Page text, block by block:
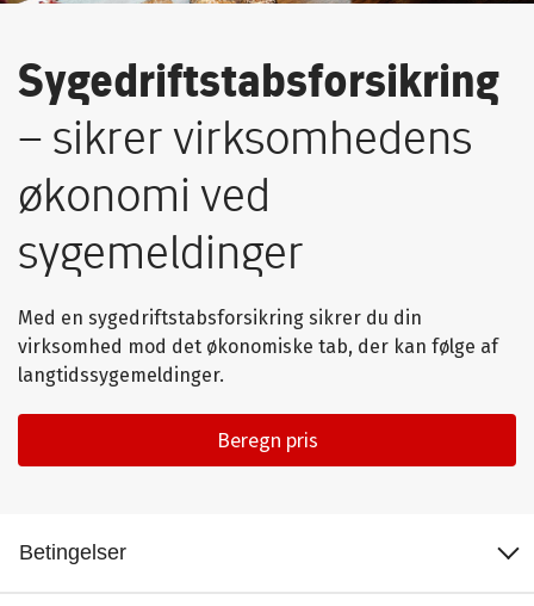
Sygedriftstabsforsikring
– sikrer virksomhedens
økonomi ved
sygemeldinger
Med en sygedriftstabsforsikring sikrer du din
virksomhed mod det økonomiske tab, der kan følge af
langtidssygemeldinger.
Beregn pris